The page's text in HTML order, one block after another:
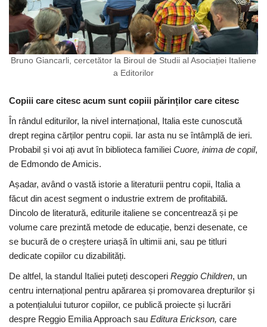
Bruno Giancarli, cercetător la Biroul de Studii al Asociației Italiene
a Editorilor
Copiii care citesc acum sunt copiii părinților care citesc
În rândul editurilor, la nivel internațional, Italia este cunoscută
drept regina cărților pentru copii. Iar asta nu se întâmplă de ieri.
Probabil și voi ați avut în biblioteca familiei Cuore, inima de copil,
de Edmondo de Amicis.
Așadar, având o vastă istorie a literaturii pentru copii, Italia a
făcut din acest segment o industrie extrem de profitabilă.
Dincolo de literatură, editurile italiene se concentrează și pe
volume care prezintă metode de educație, benzi desenate, ce
se bucură de o creștere uriașă în ultimii ani, sau pe titluri
dedicate copiilor cu dizabilități.
De altfel, la standul Italiei puteți descoperi Reggio Children, un
centru internațional pentru apărarea și promovarea drepturilor și
a potențialului tuturor copiilor, ce publică proiecte și lucrări
despre Reggio Emilia Approach sau Editura Erickson, care